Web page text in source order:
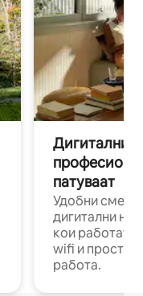
Дигитални
патуваат
Удобни
дигитални
кои работат
wifi и
работа.